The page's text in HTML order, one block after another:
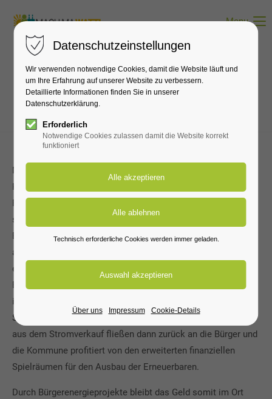
Menu
MachMaWatt! ist ein Strukturwandelprojekt, in dem
Kommunen und ihre Bürger im Lausitzer und im Rheinischen
Revier Wissen und Kompetenzen vermittelt bekommen, die
sie für das Planen und Realisieren von
Bürgerenergievorhaben benötigen. Bürgerenergie umfasst
alle Initiativen, Projekte und Genossenschaften für
erneuerbaren Energien, bei denen Bürger aktiv an der
Energieerzeugung und -nutzung beteiligt sind. Bürger
investieren dabei z.B. gemeinsam in den Aufbau einer
Solaranlage auf dem Dach der örtlichen Schule. Die Gewinne
aus dem Stromverkauf fließen dann zurück an die Bürger und
die Kommune profitiert von den erweiterten finanziellen
Spielräumen für den Ausbau der Erneuerbaren.
Durch Bürgerenergieprojekte bleibt das Geld somit im Ort
Datenschutzeinstellungen
Wir verwenden notwendige Cookies, damit die Website läuft und
um Ihre Erfahrung auf unserer Website zu verbessern.
Detaillierte Informationen finden Sie in unserer
Datenschutzerklärung.
Erforderlich
Notwendige Cookies zulassen damit die Website korrekt
funktioniert
Technisch erforderliche Cookies werden immer geladen.
Über uns Impressum Cookie-Details